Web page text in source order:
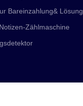
Bareinzahlung& Lösung
Zählmaschine